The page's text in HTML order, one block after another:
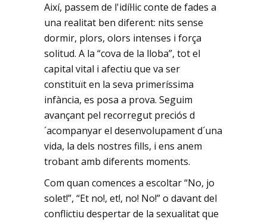
Així, passem de l'idíl·lic conte de fades a
una realitat ben diferent: nits sense
dormir, plors, olors intenses i força
solitud. A la “cova de la lloba”, tot el
capital vital i afectiu que va ser
constituït en la seva primeríssima
infància, es posa a prova. Seguim
avançant pel recorregut preciós d
´acompanyar el desenvolupament d´una
vida, la dels nostres fills, i ens anem
trobant amb diferents moments.
Com quan comences a escoltar “No, jo
solet!”, “Et no!, et!, no! No!” o davant del
conflictiu despertar de la sexualitat que